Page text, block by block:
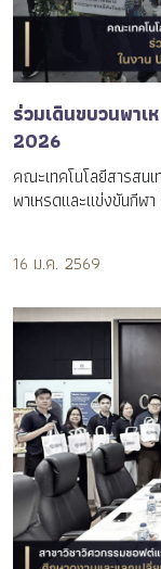
ร่วมเดินขบวนพาเ
2026
คณะเทคโนโลยีสารสน
พาเหรดและแข่งขันกีฬ
16 ม.ค. 2569